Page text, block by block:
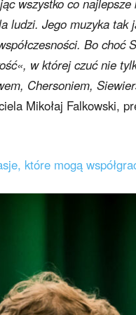
wszystko co
ludzi. Jego muzyka tak
Bo choć
w której czuć nie
Chersoniem,
Mikołaj Falkowski,
które mogą